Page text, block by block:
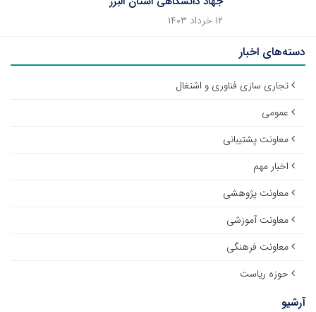
۱۲ خرداد ۱۴۰۳
دسته‌های اخبار
تجاری سازی فناوری و اشتغال
عمومی
معاونت پشتیبانی
اخبار مهم
معاونت پژوهشی
معاونت آموزشی
معاونت فرهنگی
حوزه ریاست
آرشیو